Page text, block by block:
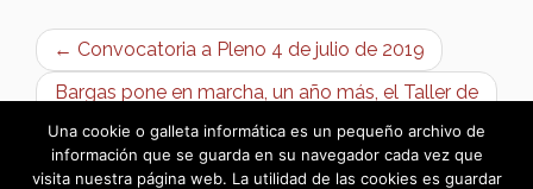
← Convocatoria a Pleno 4 de julio de 2019
Bargas pone en marcha, un año más, el Taller de
Empleo «Bargas Rehabilita» →
Una cookie o galleta informática es un pequeño archivo de
información que se guarda en su navegador cada vez que
visita nuestra página web. La utilidad de las cookies es guardar